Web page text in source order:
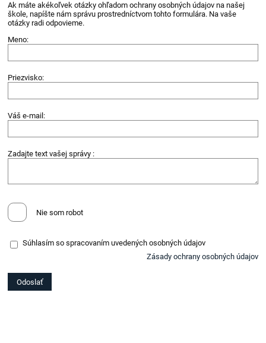
Ak máte akékoľvek otázky ohľadom ochrany osobných údajov na našej
škole, napíšte nám správu prostredníctvom tohto formulára. Na vaše
otázky radi odpovieme.
Meno:
Priezvisko:
Váš e-mail:
Zadajte text vašej správy :
Nie som robot
Súhlasím so spracovaním uvedených osobných údajov
Zásady ochrany osobných údajov